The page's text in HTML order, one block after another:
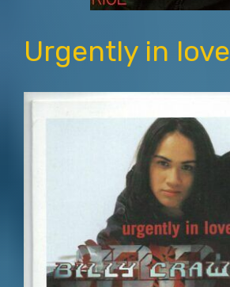
Urgently in love